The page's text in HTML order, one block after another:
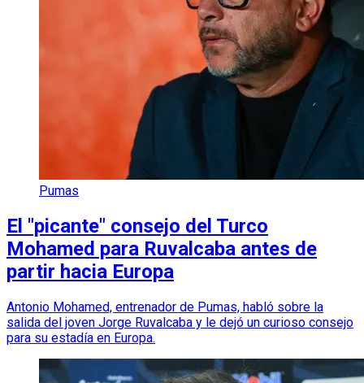
Pumas
El "picante" consejo del Turco
Mohamed para Ruvalcaba antes de
partir hacia Europa
Antonio Mohamed, entrenador de Pumas, habló sobre la
salida del joven Jorge Ruvalcaba y le dejó un curioso consejo
para su estadía en Europa.